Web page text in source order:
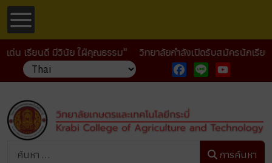
เรียนดี มีวินัย ใฝ่คุณธรรม" วิทยาลัยกำลังเปิดรับสมัครนักเรียน นั
Facebook
Line YouTube
การค้นหา การค้นหา